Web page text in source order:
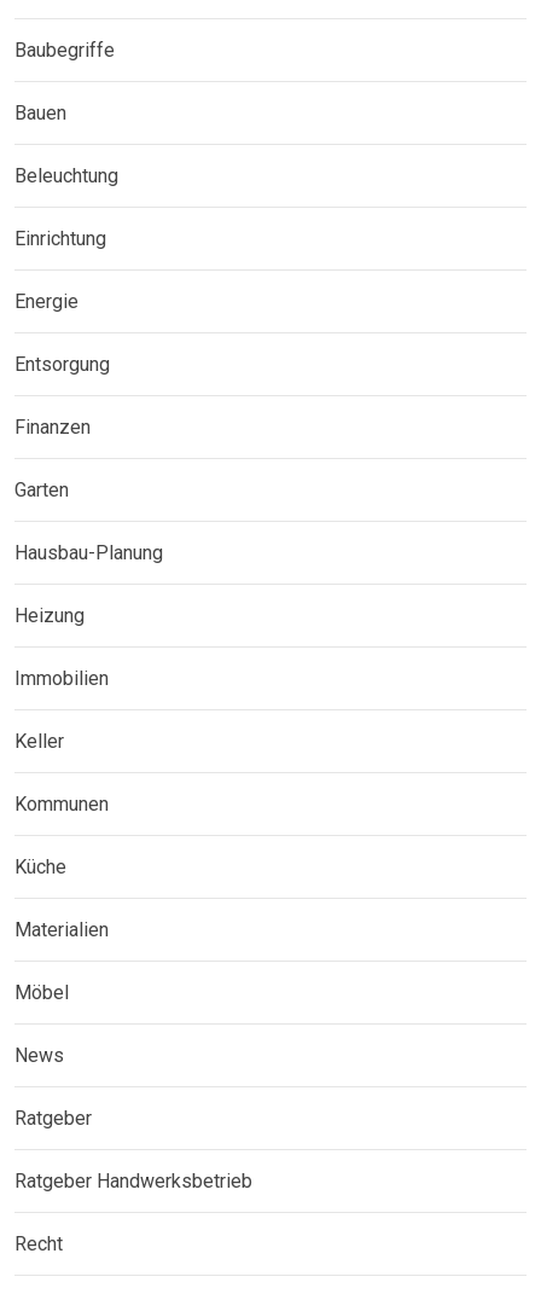
Baubegriffe
Bauen
Beleuchtung
Einrichtung
Energie
Entsorgung
Finanzen
Garten
Hausbau-Planung
Heizung
Immobilien
Keller
Kommunen
Küche
Materialien
Möbel
News
Ratgeber
Ratgeber Handwerksbetrieb
Recht